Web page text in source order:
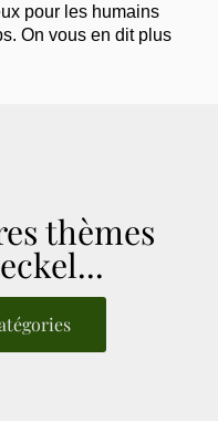
pour les humains
On vous en dit plus
thèmes